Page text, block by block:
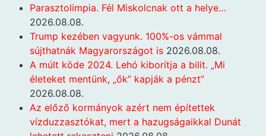
Parasztolimpia. Fél Miskolcnak ott a helye…
2026.08.08.
Trump kezében vagyunk. 100%-os vámmal
sújthatnák Magyarországot is 2026.08.08.
A múlt köde 2024. Lehó kiborítja a bilit. „Mi
életeket mentünk, „ők” kapják a pénzt”
2026.08.08.
Az előző kormányok azért nem építettek
vízduzzasztókat, mert a hazugságaikkal Dunát